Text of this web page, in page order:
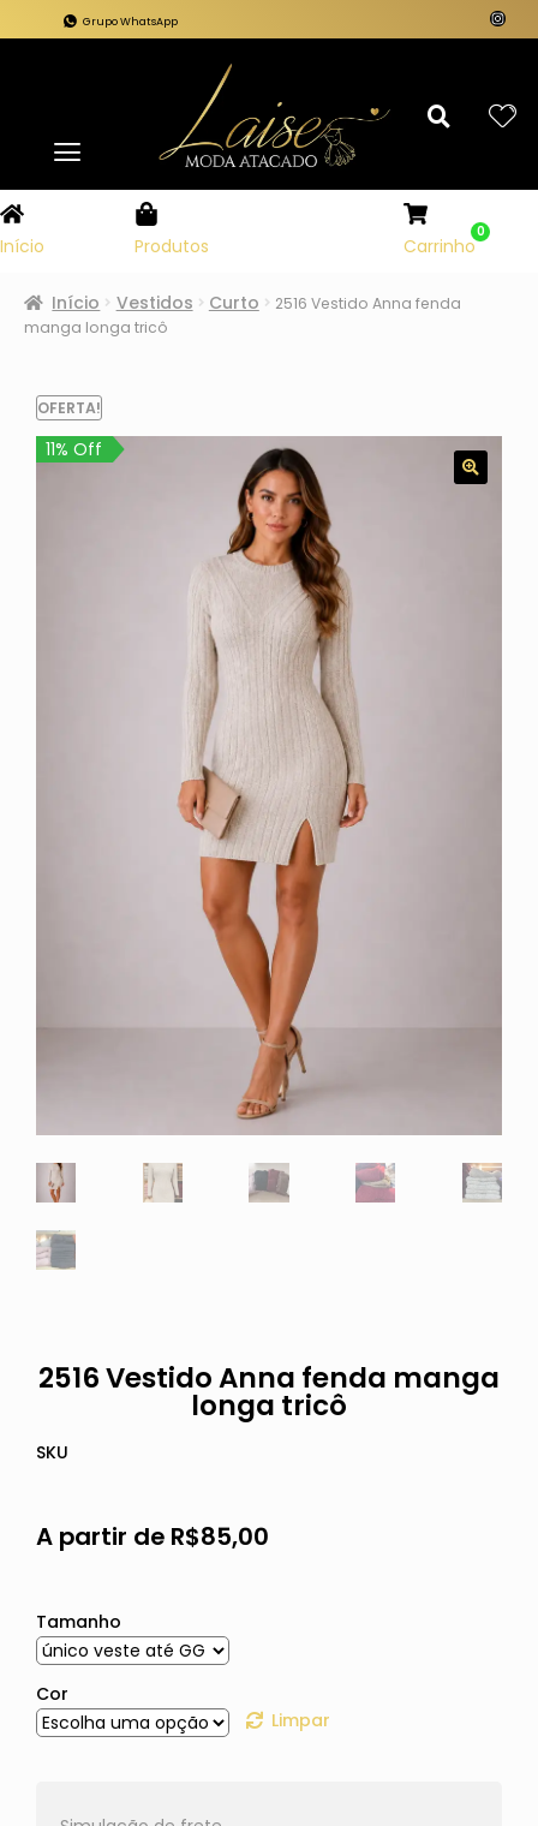
Grupo WhatsApp
Início Produtos Carrinho
0
Início Vestidos Curto
2516 Vestido Anna fenda
manga longa tricô
OFERTA!
11% Off
2516 Vestido Anna fenda manga
longa tricô
SKU
A partir de R$85,00
Tamanho
Cor
Limpar